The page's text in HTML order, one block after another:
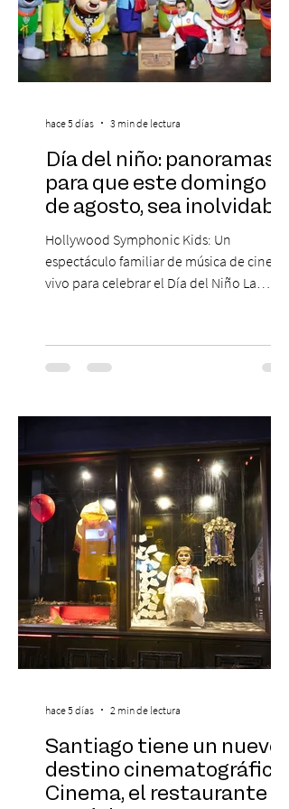
Día del niño: panoramas
para que este domingo 09
de agosto, sea inolvidable
Hollywood Symphonic Kids: Un
espectáculo familiar de música de cine en
vivo para celebrar el Día del Niño La
musical única e inolvidable con motivo del
Día del Niño. El espectáculo Hollywood
de todos los tiempos en un concierto en
sinfónica en pleno, coro y una
sorprendente puesta en escena pensada
especialmente pa
hace 5 días 3 min de lectura
Santiago tiene un nuevo
destino cinematográfico:
Cinema, el restaurante
hace 5 días 2 min de lectura